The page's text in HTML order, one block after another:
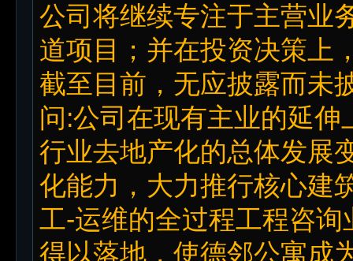
公司将继续专注于主营业
道项目；并在投资决策上
截至目前，无应披露而未
问:公司在现有主业的延
行业去地产化的总体发展
化能力，大力推行核心建
工-运维的全过程工程咨
得以落地，使德邻公寓成